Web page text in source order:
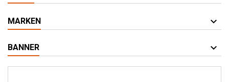
MARKEN
BANNER